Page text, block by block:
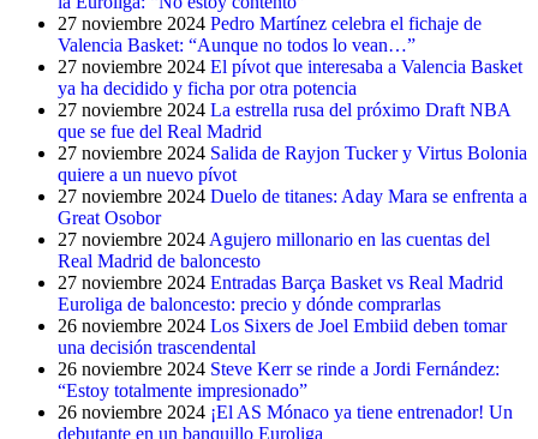
27 noviembre 2024 Pedro Martínez celebra el fichaje de
Valencia Basket: “Aunque no todos lo vean…”
27 noviembre 2024 El pívot que interesaba a Valencia Basket
ya ha decidido y ficha por otra potencia
27 noviembre 2024 La estrella rusa del próximo Draft NBA
que se fue del Real Madrid
27 noviembre 2024 Salida de Rayjon Tucker y Virtus Bolonia
quiere a un nuevo pívot
27 noviembre 2024 Duelo de titanes: Aday Mara se enfrenta a
Great Osobor
27 noviembre 2024 Agujero millonario en las cuentas del
Real Madrid de baloncesto
27 noviembre 2024 Entradas Barça Basket vs Real Madrid
Euroliga de baloncesto: precio y dónde comprarlas
26 noviembre 2024 Los Sixers de Joel Embiid deben tomar
una decisión trascendental
26 noviembre 2024 Steve Kerr se rinde a Jordi Fernández:
“Estoy totalmente impresionado”
26 noviembre 2024 ¡El AS Mónaco ya tiene entrenador! Un
debutante en un banquillo Euroliga